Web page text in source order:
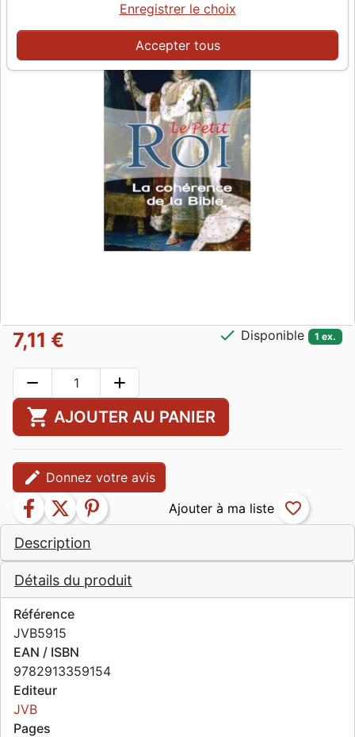
Description
Détails du produit
Référence
JVB5915
EAN / ISBN
9782913359154
Editeur
JVB
Pages
7,11 € check Disponible 1 ex.
remove add
shopping_cart AJOUTER AU PANIER
edit Donnez votre avis
facebook twitter pinterest favorite_border
Accepter tous
Enregistrer le choix